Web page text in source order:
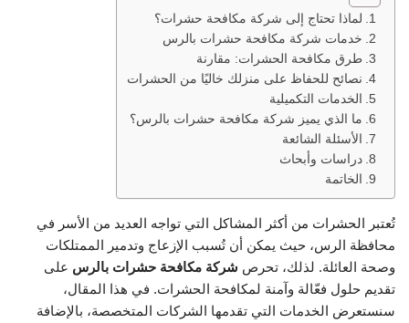
لماذا تحتاج إلى شركة مكافحة حشرات؟
خدمات شركة مكافحة حشرات بالرس
طرق مكافحة الحشرات: مقارنة
نصائح للحفاظ على منزلك خاليًا من الحشرات
الخدمات التكميلية
ما الذي يميز شركة مكافحة حشرات بالرس؟
الأسئلة الشائعة
دراسات وأبحاث
الخاتمة
تُعتبر الحشرات من أكثر المشاكل التي تواجه العديد من الأسر في
محافظة الرس، حيث يمكن أن تُسبب الإزعاج وتدمير الممتلكات
وصحة العائلة. لذلك، تحرص شركة مكافحة حشرات بالرس على
تقديم حلول فعّالة وآمنة لمكافحة الحشرات. في هذا المقال،
سنستعرض الخدمات التي تقدمها الشركات المتخصصة، بالإضافة